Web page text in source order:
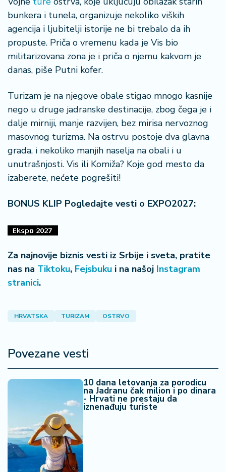
bunkera i tunela, organizuje nekoliko viških
agencija i ljubitelji istorije ne bi trebalo da ih
propuste. Priča o vremenu kada je Vis bio
militarizovana zona je i priča o njemu kakvom je
danas, piše Putni kofer.
Turizam je na njegove obale stigao mnogo kasnije
nego u druge jadranske destinacije, zbog čega je i
dalje mirniji, manje razvijen, bez mirisa nervoznog
masovnog turizma. Na ostrvu postoje dva glavna
grada, i nekoliko manjih naselja na obali i u
unutrašnjosti. Vis ili Komiža? Koje god mesto da
izaberete, nećete pogrešiti!
BONUS KLIP Pogledajte vesti o EXPO2027:
Za najnovije biznis vesti iz Srbije i sveta, pratite
nas na Tiktoku, Fejsbuku i na našoj Instagram
stranici.
HRVATSKA TURIZAM OSTRVO
Povezane vesti
10 dana letovanja za porodicu
na Jadranu čak milion i po dinara
- Hrvati ne prestaju da
iznenađuju turiste